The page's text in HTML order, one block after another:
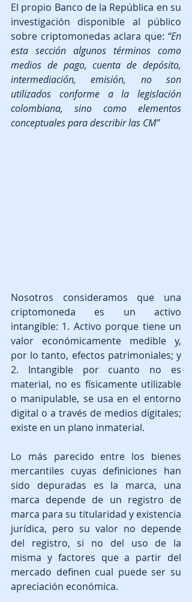
El propio Banco de la República en su
investigación disponible al público
sobre criptomonedas aclara que: “En
esta sección algunos términos como
medios de pago, cuenta de depósito,
intermediación, emisión, no son
utilizados conforme a la legislación
colombiana, sino como elementos
conceptuales para describir las CM”
Nosotros consideramos que una
criptomoneda es un activo
intangible: 1. Activo porque tiene un
valor económicamente medible y,
por lo tanto, efectos patrimoniales; y
2. Intangible por cuanto no es
material, no es físicamente utilizable
o manipulable, se usa en el entorno
digital o a través de medios digitales;
existe en un plano inmaterial.
Lo más parecido entre los bienes
mercantiles cuyas definiciones han
sido depuradas es la marca, una
marca depende de un registro de
marca para su titularidad y existencia
jurídica, pero su valor no depende
del registro, si no del uso de la
misma y factores que a partir del
mercado definen cual puede ser su
apreciación económica.